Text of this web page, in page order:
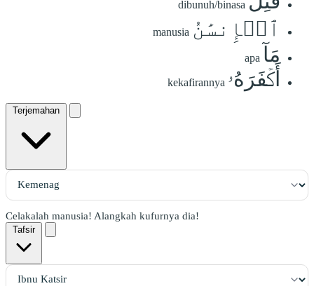
dibunuh/binasa
ٱلۡإِنسَٰنُ manusia
مَآ apa
أَكۡفَرَهُۥ kekafirannya
Terjemahan
Celakalah manusia! Alangkah kufurnya dia!
Tafsir